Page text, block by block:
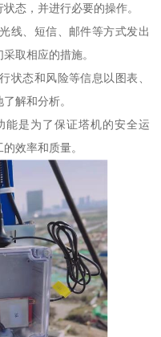
态，并进行必要的操作。
线、短信、邮件等方式发出
取相应的措施。
状态和风险等信息以图表、
解和分析。
能是为了保证塔机的安全运
效率和质量。